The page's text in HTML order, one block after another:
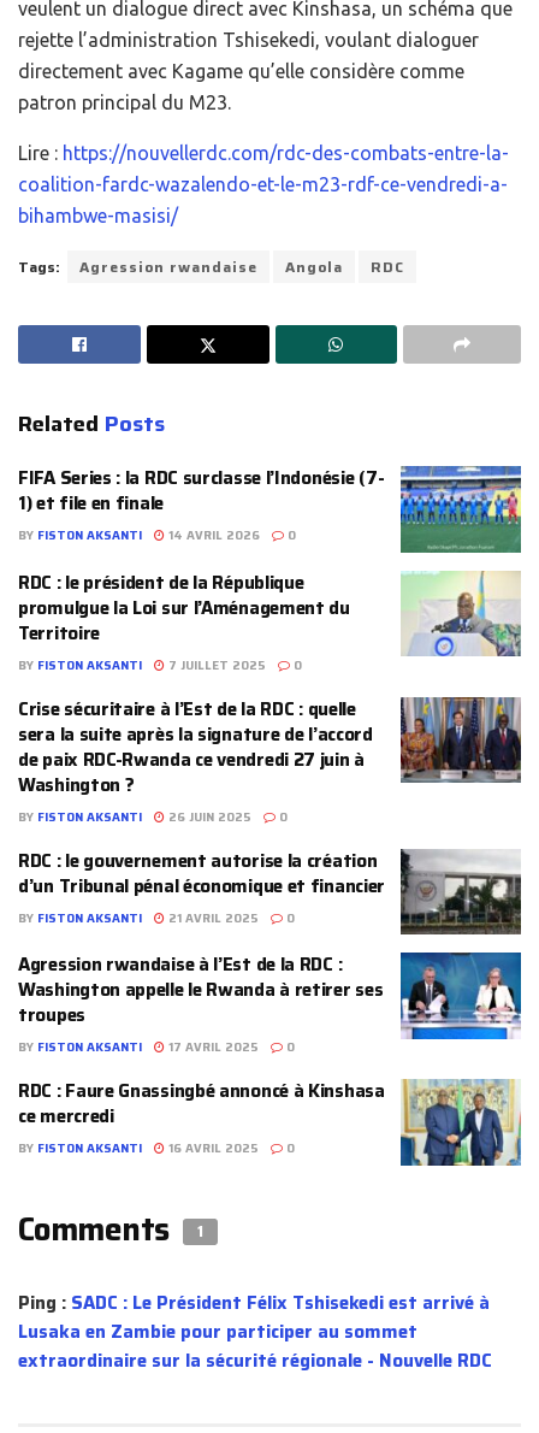
veulent un dialogue direct avec Kinshasa, un schéma que
rejette l’administration Tshisekedi, voulant dialoguer
directement avec Kagame qu’elle considère comme
patron principal du M23.
Lire : https://nouvellerdc.com/rdc-des-combats-entre-la-
coalition-fardc-wazalendo-et-le-m23-rdf-ce-vendredi-a-
bihambwe-masisi/
Tags: Agression rwandaise Angola RDC
Related Posts
FIFA Series : la RDC surclasse l’Indonésie (7-
1) et file en finale
BY FISTON AKSANTI 14 AVRIL 2026 0
RDC : le président de la République
promulgue la Loi sur l’Aménagement du
Territoire
BY FISTON AKSANTI 7 JUILLET 2025 0
Crise sécuritaire à l’Est de la RDC : quelle
sera la suite après la signature de l’accord
de paix RDC-Rwanda ce vendredi 27 juin à
Washington ?
BY FISTON AKSANTI 26 JUIN 2025 0
RDC : le gouvernement autorise la création
d’un Tribunal pénal économique et financier
BY FISTON AKSANTI 21 AVRIL 2025 0
Agression rwandaise à l’Est de la RDC :
Washington appelle le Rwanda à retirer ses
troupes
BY FISTON AKSANTI 17 AVRIL 2025 0
RDC : Faure Gnassingbé annoncé à Kinshasa
ce mercredi
BY FISTON AKSANTI 16 AVRIL 2025 0
Comments 1
Ping : SADC : Le Président Félix Tshisekedi est arrivé à
Lusaka en Zambie pour participer au sommet
extraordinaire sur la sécurité régionale - Nouvelle RDC